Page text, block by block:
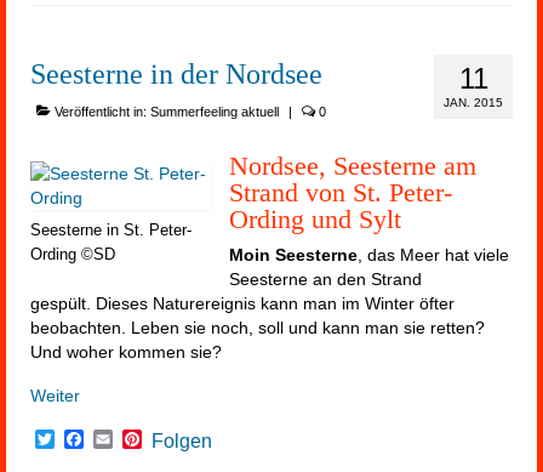
11
JAN. 2015
Seesterne in der Nordsee
Veröffentlicht in: Summerfeeling aktuell 0
Seesterne in St. Peter-
Ording ©SD
Nordsee, Seesterne am
Strand von St. Peter-
Ording und Sylt
Moin Seesterne, das Meer hat viele
Seesterne an den Strand
gespült. Dieses Naturereignis kann man im Winter öfter
beobachten. Leben sie noch, soll und kann man sie retten?
Und woher kommen sie?
Weiter
TwitterFacebook
EmailPinterest
Folgen